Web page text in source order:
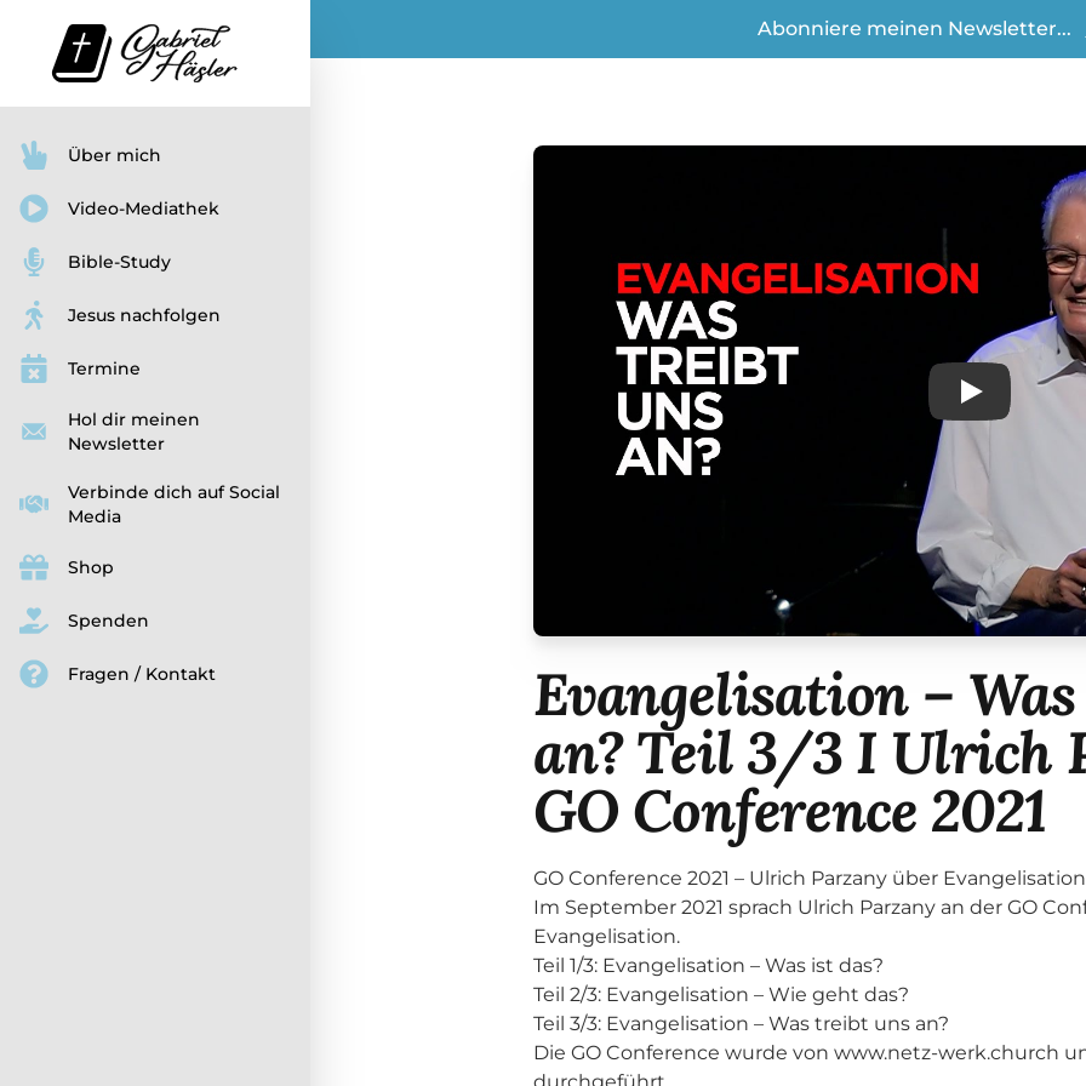
Abonniere meinen Newsletter...
Play
Video
Evangelisation –
an? Teil 3/3 I Ulrich
GO Conference 2021
GO Conference 2021 – Ulrich Parzany über Evangelisation
Im September 2021 sprach Ulrich Parzany an der GO
Evangelisation.
Teil 1/3: Evangelisation – Was ist das?
Teil 2/3: Evangelisation – Wie geht das?
Teil 3/3: Evangelisation – Was treibt uns an?
Die GO Conference wurde von www.netz-werk.church
Über mich
Video-Mediathek
Bible-Study
Jesus nachfolgen
Termine
Hol dir meinen
Newsletter
Verbinde dich auf Social
Media
Shop
Spenden
Fragen / Kontakt